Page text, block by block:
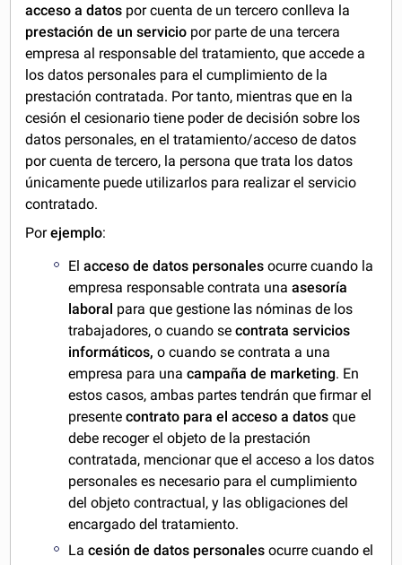
acceso a datos por cuenta de un tercero conlleva la
prestación de un servicio por parte de una tercera
empresa al responsable del tratamiento, que accede a
los datos personales para el cumplimiento de la
prestación contratada. Por tanto, mientras que en la
cesión el cesionario tiene poder de decisión sobre los
datos personales, en el tratamiento/acceso de datos
por cuenta de tercero, la persona que trata los datos
únicamente puede utilizarlos para realizar el servicio
contratado.
Porejemplo:
Elacceso de datos personales ocurre cuando la
empresa responsable contrata unaasesoría
laboral para que gestione las nóminas de los
trabajadores, o cuando secontrata servicios
informáticos,o cuando se contrata a una
empresa para una campaña de marketing. En
estos casos, ambas partes tendrán que firmar el
presentecontrato para el acceso a datos que
debe recoger el objeto de la prestación
contratada, mencionar que el acceso a los datos
personales es necesario para el cumplimiento
del objeto contractual, y las obligaciones del
encargado del tratamiento.
Lacesión de datos personales ocurre cuando el